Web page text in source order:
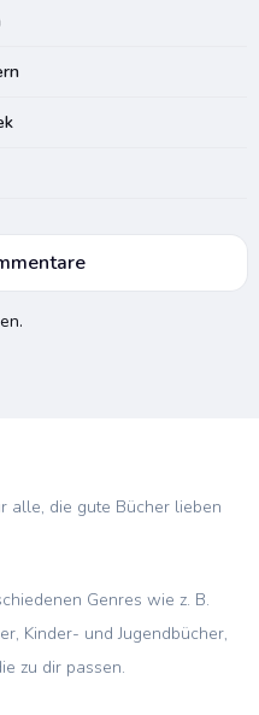
alle, die gute Bücher lieben
Genres wie z. B.
Kinder- und Jugendbücher,
zu dir passen.